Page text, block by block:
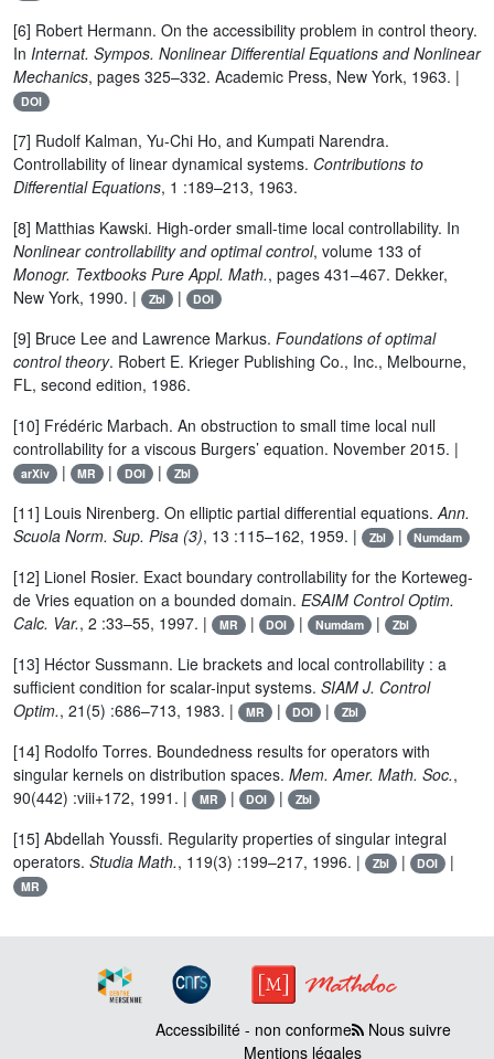
[6] Robert Hermann. On the accessibility problem in control theory.
In Internat. Sympos. Nonlinear Differential Equations and Nonlinear
Mechanics, pages 325–332. Academic Press, New York, 1963. |
DOI
[7] Rudolf Kalman, Yu-Chi Ho, and Kumpati Narendra.
Controllability of linear dynamical systems. Contributions to
Differential Equations, 1 :189–213, 1963.
[8] Matthias Kawski. High-order small-time local controllability. In
Nonlinear controllability and optimal control, volume 133 of
Monogr. Textbooks Pure Appl. Math., pages 431–467. Dekker,
New York, 1990. |
Zbl | DOI
[9] Bruce Lee and Lawrence Markus. Foundations of optimal
control theory. Robert E. Krieger Publishing Co., Inc., Melbourne,
FL, second edition, 1986.
[10] Frédéric Marbach. An obstruction to small time local null
controllability for a viscous Burgers’ equation. November 2015. |
arXiv | MR | DOI | Zbl
[11] Louis Nirenberg. On elliptic partial differential equations.Ann.
Scuola Norm. Sup. Pisa (3), 13 :115–162, 1959. | Zbl | Numdam
[12] Lionel Rosier. Exact boundary controllability for the Korteweg-
de Vries equation on a bounded domain. ESAIM Control Optim.
Calc. Var., 2 :33–55, 1997. | MR | DOI | Numdam | Zbl
[13] Héctor Sussmann. Lie brackets and local controllability : a
sufficient condition for scalar-input systems. SIAM J. Control
Optim., 21(5) :686–713, 1983. | MR | DOI | Zbl
[14] Rodolfo Torres. Boundedness results for operators with
singular kernels on distribution spaces. Mem. Amer. Math. Soc.,
90(442) :viii+172, 1991. |
MR | DOI | Zbl
[15] Abdellah Youssfi. Regularity properties of singular integral
operators. Studia Math., 119(3) :199–217, 1996. | Zbl | DOI |
MR
Accessibilité - non conforme Nous suivre
Mentions légales